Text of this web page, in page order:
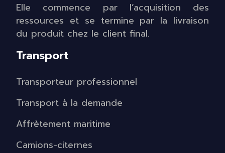
Elle commence par l’acquisition des
ressources et se termine par la livraison
du produit chez le client final.
Transport
Transporteur professionnel
Transport à la demande
Affrètement maritime
Camions-citernes